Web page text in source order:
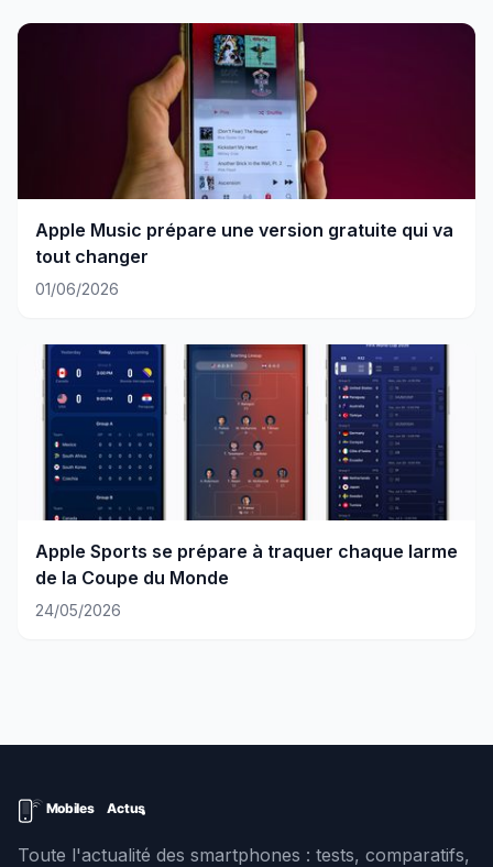
Apple Music prépare une version gratuite qui va
tout changer
01/06/2026
Apple Sports se prépare à traquer chaque larme
de la Coupe du Monde
24/05/2026
Toute l'actualité des smartphones : tests, comparatifs,